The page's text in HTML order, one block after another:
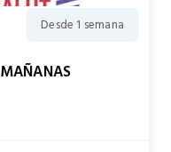
Desde 1 semana